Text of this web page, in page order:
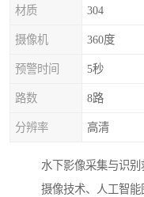
材质 304
摄像机 360度
预警时间 5秒
路数 8路
分辨率 高清
水下影像采集与识
摄像技术、人工智